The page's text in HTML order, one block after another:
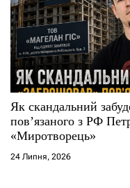
Як скандальний
повʼязаного з РФ
«Миротворець»
24 Липня, 2026